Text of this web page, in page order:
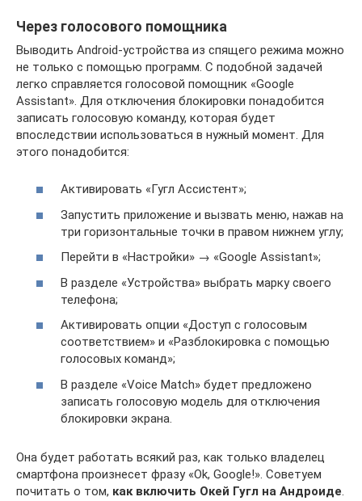
Через голосового помощника
Выводить Android-устройства из спящего режима можно
не только с помощью программ. С подобной задачей
легко справляется голосовой помощник «Google
Assistant». Для отключения блокировки понадобится
записать голосовую команду, которая будет
впоследствии использоваться в нужный момент. Для
этого понадобится:
Активировать «Гугл Ассистент»;
Запустить приложение и вызвать меню, нажав на
три горизонтальные точки в правом нижнем углу;
Перейти в «Настройки» → «Google Assistant»;
В разделе «Устройства» выбрать марку своего
телефона;
Активировать опции «Доступ с голосовым
соответствием» и «Разблокировка с помощью
голосовых команд»;
В разделе «Voice Match» будет предложено
записать голосовую модель для отключения
блокировки экрана.
Она будет работать всякий раз, как только владелец
смартфона произнесет фразу «Ok, Google!». Советуем
почитать о том, как включить Окей Гугл на Андроиде.